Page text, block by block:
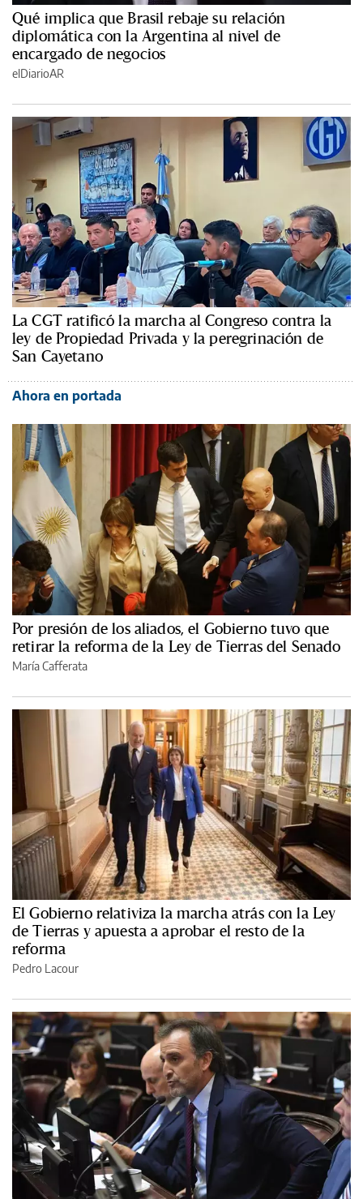
Qué implica que Brasil rebaje su relación
diplomática con la Argentina al nivel de
encargado de negocios
elDiarioAR
La CGT ratificó la marcha al Congreso contra la
ley de Propiedad Privada y la peregrinación de
San Cayetano
Ahora en portada
Por presión de los aliados, el Gobierno tuvo que
retirar la reforma de la Ley de Tierras del Senado
María Cafferata
El Gobierno relativiza la marcha atrás con la Ley
de Tierras y apuesta a aprobar el resto de la
reforma
Pedro Lacour